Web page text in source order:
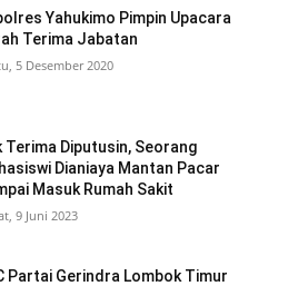
Yahukimo Pimpin Upacara
Terima Jabatan
5 Desember 2020
Terima Diputusin, Seorang
Dianiaya Mantan Pacar
Masuk Rumah Sakit
9 Juni 2023
Partai Gerindra Lombok Timur